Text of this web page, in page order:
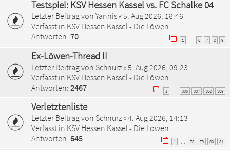
Testspiel: KSV Hessen Kassel vs. FC Schalke 04
Letzter Beitrag von Yannis«5. Aug 2026, 18:46
Verfasst in KSV Hessen Kassel - Die Löwen
Antworten: 70 1 6 7 8 9
Ex-Löwen-Thread II
Letzter Beitrag von Schnurz«5. Aug 2026, 09:23
Verfasst in KSV Hessen Kassel - Die Löwen
Antworten: 2467 1 306 307 308 309
Verletztenliste
Letzter Beitrag von Schnurz«4. Aug 2026, 14:13
Verfasst in KSV Hessen Kassel - Die Löwen
Antworten: 645 1 78 79 80 81